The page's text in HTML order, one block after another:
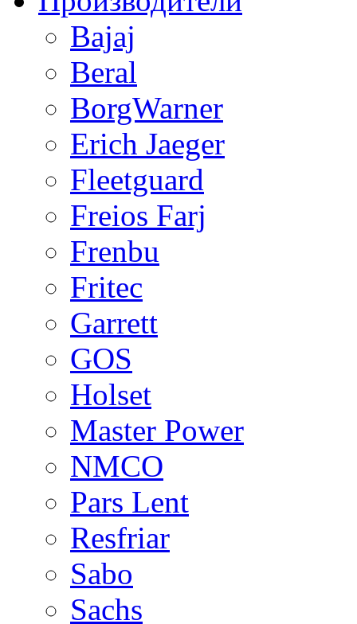
Bajaj
Beral
BorgWarner
Erich Jaeger
Fleetguard
Freios Farj
Frenbu
Fritec
Garrett
GOS
Holset
Master Power
NMCO
Pars Lent
Resfriar
Sabo
Sachs